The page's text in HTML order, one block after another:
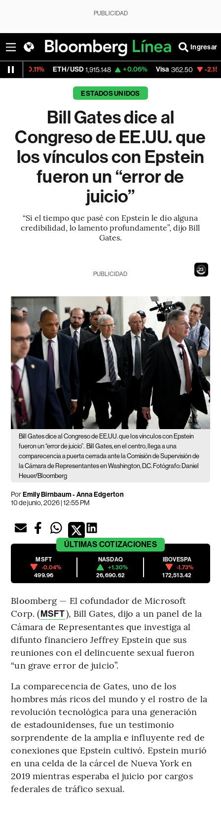
PUBLICIDAD
Ingresar
ETH/USD 1,915.148 +0.06% Visa 362.50 -2.15%
ESTADOS UNIDOS
Bill Gates dice al
Congreso de EE.UU. que
los vínculos con Epstein
fueron un “error de
juicio”
“Si el tiempo que pasé con Epstein le dio alguna
credibilidad, lo lamento profundamente”, dijo Bill
Gates.
21
PUBLICIDAD
Bill Gates dice al Congreso de EE.UU. que los vínculos con Epstein
fueron un “error de juicio”. Bill Gates, en el centro, llega a una
comparecencia a puerta cerrada ante la Comisión de Supervisión de
la Cámara de Representantes en Washington, D.C. Fotógrafo: Daniel
Heuer/Bloomberg
PorEmily Birnbaum - Anna Edgerton
10 de junio, 2026 | 12:55 PM
ÚLTIMAS COTIZACIONES
MSFT
-0.04%
499.96
NASDAQ
+1.30%
26,690.62
IBOVESPA
-1.73%
172,513.42
Bloomberg — El cofundador de Microsoft
Corp. (MSFT), Bill Gates, dijo a un panel de la
Cámara de Representantes que investiga al
difunto financiero Jeffrey Epstein que sus
reuniones con el delincuente sexual fueron
“un grave error de juicio”.
La comparecencia de Gates, uno de los
hombres más ricos del mundo y el rostro de la
revolución tecnológica para una generación
de estadounidenses, fue un testimonio
sorprendente de la amplia e influyente red de
conexiones que Epstein cultivó. Epstein murió
en una celda de la cárcel de Nueva York en
2019 mientras esperaba el juicio por cargos
federales de tráfico sexual.